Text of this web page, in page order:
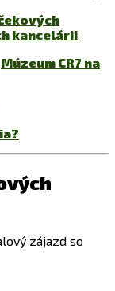
kancelárii
Múzeum CR7 na
zájazd so